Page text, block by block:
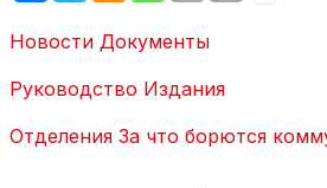
Новости Документы
Руководство Издания
Отделения За что борются